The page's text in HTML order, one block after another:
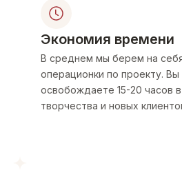
Экономия времени
В среднем мы берем на
операционки по проекту. Вы
освобождаете 15-20 часов
творчества и новых